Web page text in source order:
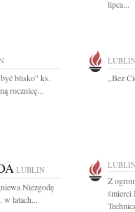
lipca...
blisko" ks.
rocznicę...
,,Bez
LUBLIN
Niezgodę
w latach...
Z
śmierci